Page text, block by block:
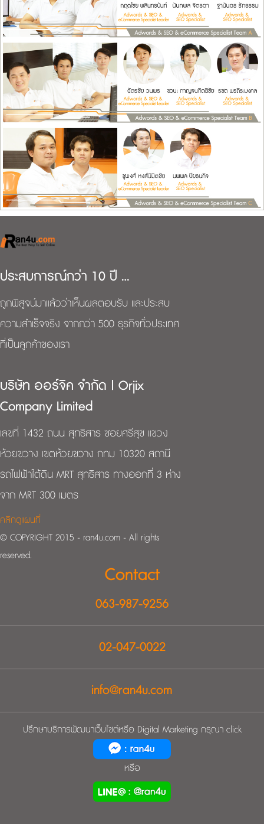
ประสบการณ์กว่า 10 ปี …
ถูกพิสูจน์มาแล้วว่าเห็นผลตอบรับ และประสบ
ความสำเร็จจริง จากกว่า 500 ธุรกิจทั่วประเทศ
ที่เป็นลูกค้าของเรา
บริษัท ออร์จิค จำกัด | Orjix
Company Limited
เลขที่ 1432 ถนน สุทธิสาร ซอยศรีสุข แขวง
ห้วยขวาง เขตห้วยขวาง กทม 10320 สถานี
รถไฟฟ้าใต้ดิน MRT สุทธิสาร ทางออกที่ 3 ห่าง
จาก MRT 300 เมตร
คลิกดูแผนที่
© COPYRIGHT 2015 - ran4u.com - All rights
reserved.
Contact
‭063-987-9256‬
02-047-0022
info@ran4u.com
ปรึกษาบริการพัฒนาเว็บไซต์หรือ Digital Marketing กรุณา click
หรือ